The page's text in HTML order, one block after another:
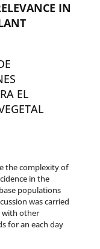
IN
EL
the complexity of
in the
populations
was carried
with other
for an each day